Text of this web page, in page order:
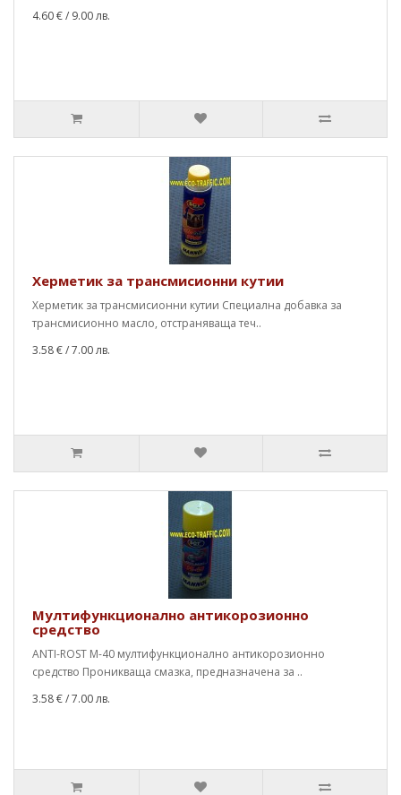
4.60 €/ 9.00 лв.
Херметик за трансмисионни кутии
Херметик за трансмисионни кутии Специална добавка за
трансмисионно масло, отстраняваща теч..
3.58 €/ 7.00 лв.
Мултифункционално антикорозионно
средство
ANTI-ROST M-40 мултифункционално антикорозионно
средство Проникваща смазка, предназначена за ..
3.58 €/ 7.00 лв.